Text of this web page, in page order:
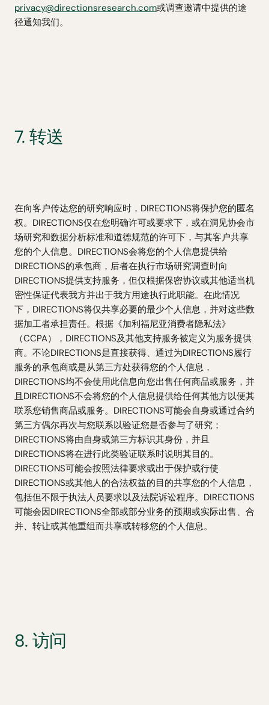
privacy@directionsresearch.com或调查邀请中提供的途
径通知我们。
7. 转送
在向客户传达您的研究响应时，DIRECTIONS将保护您的匿名
权。DIRECTIONS仅在您明确许可或要求下，或在洞见协会市
场研究和数据分析标准和道德规范的许可下，与其客户共享
您的个人信息。DIRECTIONS会将您的个人信息提供给
DIRECTIONS的承包商，后者在执行市场研究调查时向
DIRECTIONS提供支持服务，但仅根据保密协议或其他适当机
密性保证代表我方并出于我方用途执行此职能。在此情况
下，DIRECTIONS将仅共享必要的最少个人信息，并对这些数
据加工者承担责任。根据《加利福尼亚消费者隐私法》
（CCPA），DIRECTIONS及其他支持服务被定义为服务提供
商。不论DIRECTIONS是直接获得、通过为DIRECTIONS履行
服务的承包商或是从第三方处获得您的个人信息，
DIRECTIONS均不会使用此信息向您出售任何商品或服务，并
且DIRECTIONS不会将您的个人信息提供给任何其他方以便其
联系您销售商品或服务。DIRECTIONS可能会自身或通过合约
第三方偶尔再次与您联系以验证您是否参与了研究；
DIRECTIONS将由自身或第三方标识其身份，并且
DIRECTIONS将在进行此类验证联系时说明其目的。
DIRECTIONS可能会按照法律要求或出于保护或行使
DIRECTIONS或其他人的合法权益的目的共享您的个人信息，
包括但不限于执法人员要求以及法院诉讼程序。DIRECTIONS
可能会因DIRECTIONS全部或部分业务的预期或实际出售、合
并、转让或其他重组而共享或转移您的个人信息。
8. 访问